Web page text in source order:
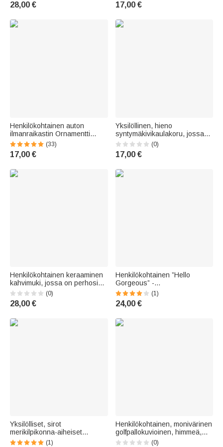
toimistoon ja kotiin;
syntymäpäivän lahja opettajille
28,00 €
pariskunnalle
17,00 €
Henkilökohtainen auton
ilmanraikastin Ornamentti
valokuva tuoksu auton
sisustus sisustus
Ystävänpäivä Memorial lahja
(33)
17,00 €
Yksilöllinen, hieno
syntymäkivikaulakoru, jossa
on perhosaiheinen alkukirjain
– siro koru jokapäiväiseen
käyttöön, syntymäpäivälahja
(0)
17,00 €
Henkilökohtainen keraaminen
kahvimuki, jossa on perhosia
ja kukkia sekä nimi ja vuosi –
päivittäiseen käyttöön sopiva
eläkkeelle jäämisen tai
jääneille työtovereille
(0)
28,00 €
Henkilökohtainen ”Hello
Gorgeous” -
silmäripsikuvioinen
keraaminen muki, jossa on
nimi ja lasinalusta –
ystävälle
(1)
24,00 €
Yksilölliset, sirot
merikilpikonna-aiheiset
syntymäkivikorvakorut –
(1)
Henkilökohtainen, monivärinen
golfpallokuvioinen, himmeä,
elintarvikekäyttöön sopiva
(0)